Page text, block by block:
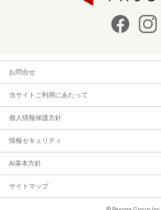
お問合せ
当サイトご利用にあたって
個人情報保護方針
情報セキュリティ
AI基本方針
サイトマップ